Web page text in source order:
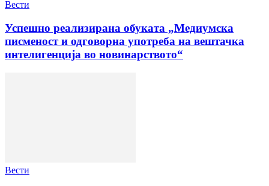
Вести
Успешно реализирана обуката „Медиумска
писменост и одговорна употреба на вештачка
интелигенција во новинарството“
Вести